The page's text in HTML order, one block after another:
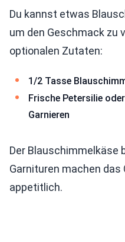
Du kannst etwas
um den Geschmack zu
optionalen Zutaten:
1/2 Tasse
Frische Petersilie
Garnieren
Der Blauschimmelkäse
Garnituren machen das
appetitlich.